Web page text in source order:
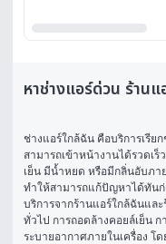
หาช่างแอร์ด่วน ร้าน
ช่างแอร์ใกล้ฉัน คือบริการเรีย
สามารถเข้าหน้างานได้รวดเ
เย็น มีน้ำหยด หรือมีกลิ่นอับภา
ทำให้สามารถแก้ปัญหาได้ทัน
บริการจากร้านแอร์ใกล้ฉันแล
ทั่วไป การถอดล้างคอยล์เย็น
ระบายอากาศภายในเครื่อง โ